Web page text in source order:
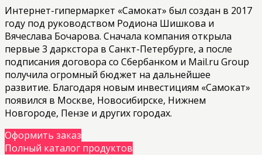
Интернет-гипермаркет «Самокат» был создан в 2017
году под руководством Родиона Шишкова и
Вячеслава Бочарова. Сначала компания открыла
первые 3 даркстора в Санкт-Петербурге, а после
подписания договора со Сбербанком и Mail.ru Group
получила огромный бюджет на дальнейшее
развитие. Благодаря новым инвестициям «Самокат»
появился в Москве, Новосибирске, Нижнем
Новгороде, Пензе и других городах.
Оформить заказ
Полный каталог продуктов